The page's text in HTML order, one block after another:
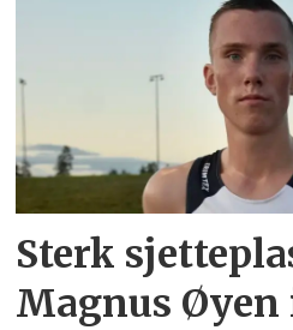
Sterk
Magnus Øyen